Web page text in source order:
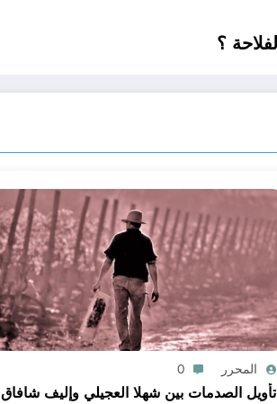
المحرر 0
تأويل الصدمات بين شهلا العجيلي وإليف شافاق